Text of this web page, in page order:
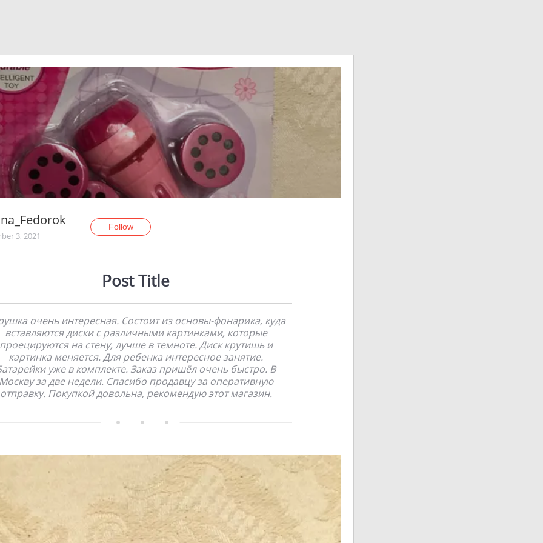
3, 2021
Follow
Post Title
очень интересная. Состоит из основы-фонарика, куда
вставляются диски с различными картинками, которые
на стену, лучше в темноте. Диск крутишь и
картинка меняется. Для ребенка интересное занятие.
уже в комплекте. Заказ пришёл очень быстро. В
за две недели. Спасибо продавцу за оперативную
отправку. Покупкой довольна, рекомендую этот магазин.